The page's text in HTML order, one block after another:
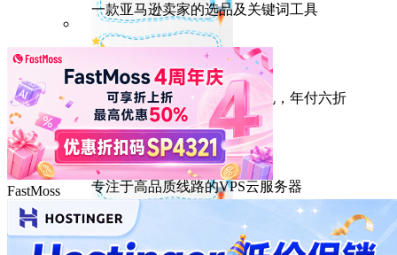
一款亚马逊卖家的选品及关键词工具
HostEase
性能出众的高性价比美国主机，年付六折
DMIT
专注于高品质线路的VPS云服务器
FastMoss